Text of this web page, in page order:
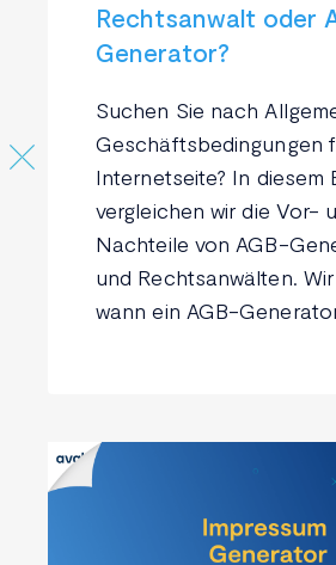
Rechtsanwalt oder
Generator?
Suchen Sie nach
Geschäftsbedingungen
Internetseite? In diesem
vergleichen wir die Vor-
Nachteile von AGB-
und Rechtsanwälten.
wann ein AGB-